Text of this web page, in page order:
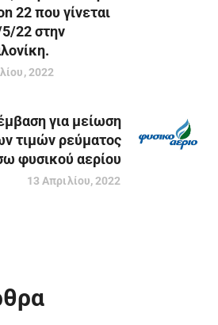
22 που γίνεται
22 στην
2022
για μείωση
τιμών ρεύματος
φυσικού αερίου
13 Απριλίου, 2022